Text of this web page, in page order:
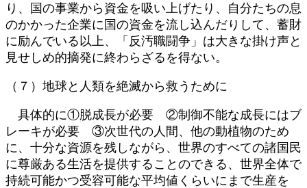
り、国の事業から資金を吸い上げたり、自分たちの息
のかかった企業に国の資金を流し込んだりして、蓄財
に励んでいる以上、「反汚職闘争」は大きな掛け声と
見せしめ的摘発に終わらざるを得ない。
（７）地球と人類を絶滅から救うために
具体的に①脱成長が必要 ②制御不能な成長にはブ
レーキが必要 ③次世代の人間、他の動植物のため
に、十分な資源を残しながら、世界のすべての諸国民
に尊厳ある生活を提供することのできる、世界全体で
持続可能かつ受容可能な平均値くらいにまで生産を